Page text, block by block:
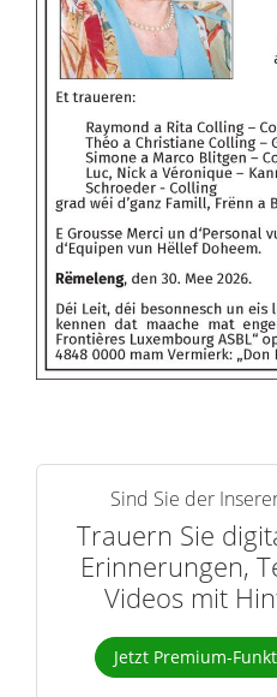
Sind Sie der
Trauern Sie
Erinnerungen,
Videos mit
Jetzt Premium-